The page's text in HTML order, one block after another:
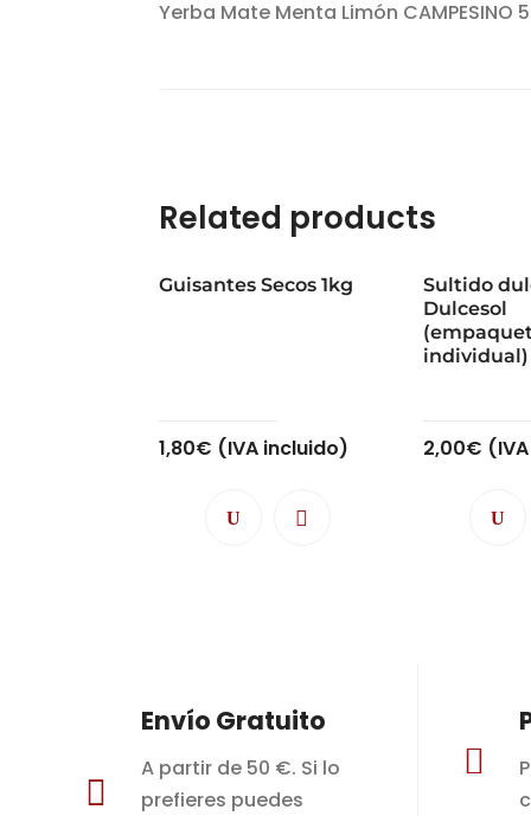
Yerba Mate Menta Limón CAMPESINO
Related products
Guisantes Secos 1kg
1,80€ (IVA incluido)
Sultido
Dulcesol
individual)
2,00€

Envío Gratuito
A partir de 50 €. Si lo
prefieres puedes
